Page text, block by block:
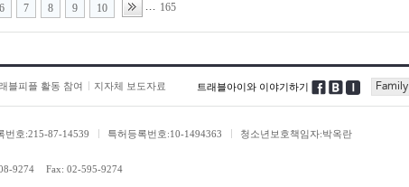
6 7 8 9 10 ... 165
블피플 활동 참여 지자체 보도자료 트래블아이와 이야기하기
번호:215-87-14539 특허등록번호:10-1494363
청소년보호책임자:박옥란
9274 Fax: 02-595-9274